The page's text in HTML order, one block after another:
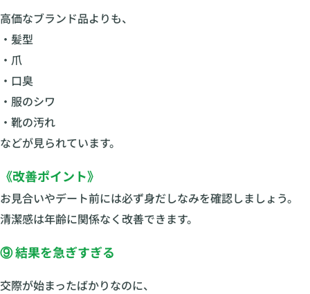
高価なブランド品よりも、
・髪型
・爪
・口臭
・服のシワ
・靴の汚れ
などが見られています。
《改善ポイント》
お見合いやデート前には必ず身だしなみを確認しましょう。
清潔感は年齢に関係なく改善できます。
⑨ 結果を急ぎすぎる
交際が始まったばかりなのに、